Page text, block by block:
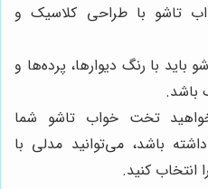
تاشو با طراحی کلاسیک و
با رنگ دیوارها، پرده‌ها و
باشد.
تخت خواب تاشو شما
باشد، می‌توانید مدلی با
انتخاب کنید.